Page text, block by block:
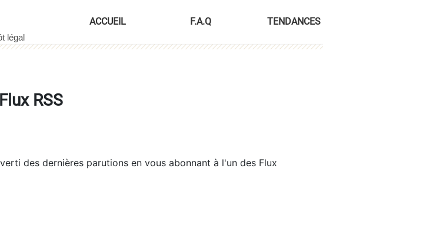
ACCUEIL F.A.Q TENDANCES
Flux RSS
des dernières parutions en vous abonnant à l'un des Flux